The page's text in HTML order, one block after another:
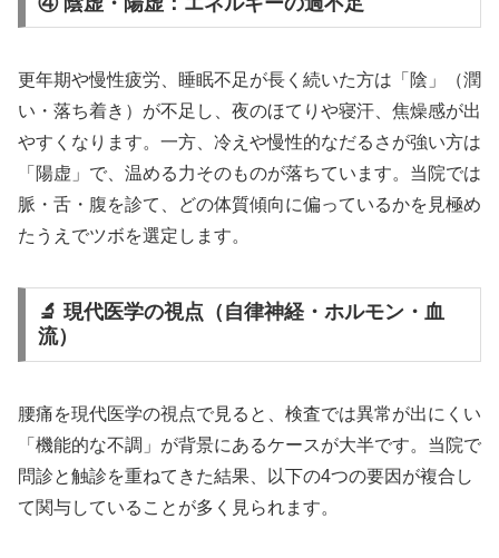
更年期や慢性疲労、睡眠不足が長く続いた方は「陰」（潤
い・落ち着き）が不足し、夜のほてりや寝汗、焦燥感が出
やすくなります。一方、冷えや慢性的なだるさが強い方は
「陽虚」で、温める力そのものが落ちています。当院では
脈・舌・腹を診て、どの体質傾向に偏っているかを見極め
たうえでツボを選定します。
🔬 現代医学の視点（自律神経・ホルモン・血
流）
腰痛を現代医学の視点で見ると、検査では異常が出にくい
「機能的な不調」が背景にあるケースが大半です。当院で
問診と触診を重ねてきた結果、以下の4つの要因が複合し
て関与していることが多く見られます。